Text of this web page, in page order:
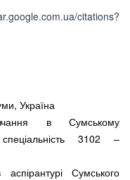
citations?
Україна
в Сумському
спеціальність 3102 –
Сумського